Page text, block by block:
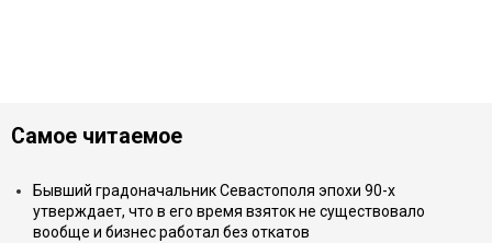
Самое читаемое
Бывший градоначальник Севастополя эпохи 90-х
утверждает, что в его время взяток не существовало
вообще и бизнес работал без откатов